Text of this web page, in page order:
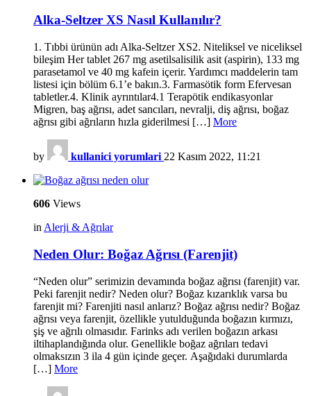
Alka-Seltzer XS Nasıl Kullanılır?
1. Tıbbi ürünün adı Alka-Seltzer XS2. Niteliksel ve niceliksel
bileşim Her tablet 267 mg asetilsalisilik asit (aspirin), 133 mg
parasetamol ve 40 mg kafein içerir. Yardımcı maddelerin tam
listesi için bölüm 6.1’e bakın.3. Farmasötik form Efervesan
tabletler.4. Klinik ayrıntılar4.1 Terapötik endikasyonlar
Migren, baş ağrısı, adet sancıları, nevralji, diş ağrısı, boğaz
ağrısı gibi ağrıların hızla giderilmesi […] More
by kullanici yorumlari 22 Kasım 2022, 11:21
606 Views
in Alerji & Ağrılar
Neden Olur: Boğaz Ağrısı (Farenjit)
“Neden olur” serimizin devamında boğaz ağrısı (farenjit) var.
Peki farenjit nedir? Neden olur? Boğaz kızarıklık varsa bu
farenjit mi? Farenjiti nasıl anlarız? Boğaz ağrısı nedir? Boğaz
ağrısı veya farenjit, özellikle yutulduğunda boğazın kırmızı,
şiş ve ağrılı olmasıdır. Farinks adı verilen boğazın arkası
iltihaplandığında olur. Genellikle boğaz ağrıları tedavi
olmaksızın 3 ila 4 gün içinde geçer. Aşağıdaki durumlarda
[…] More